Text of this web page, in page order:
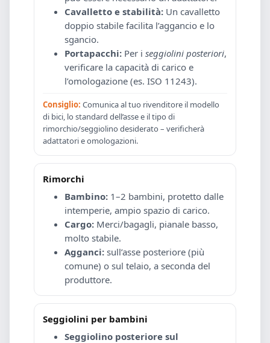
Cavalletto e stabilità: Un cavalletto
doppio stabile facilita l’aggancio e lo
sgancio.
Portapacchi: Per i seggiolini posteriori,
verificare la capacità di carico e
l’omologazione (es. ISO 11243).
Consiglio: Comunica al tuo rivenditore il modello
di bici, lo standard dell’asse e il tipo di
rimorchio/seggiolino desiderato – verificherà
adattatori e omologazioni.
Rimorchi
Bambino: 1–2 bambini, protetto dalle
intemperie, ampio spazio di carico.
Cargo: Merci/bagagli, pianale basso,
molto stabile.
Agganci: sull’asse posteriore (più
comune) o sul telaio, a seconda del
produttore.
Seggiolini per bambini
Seggiolino posteriore sul